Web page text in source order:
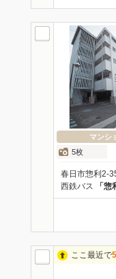
マンシ
5枚
春日市惣利2-
西鉄バス 「
ここ最近で